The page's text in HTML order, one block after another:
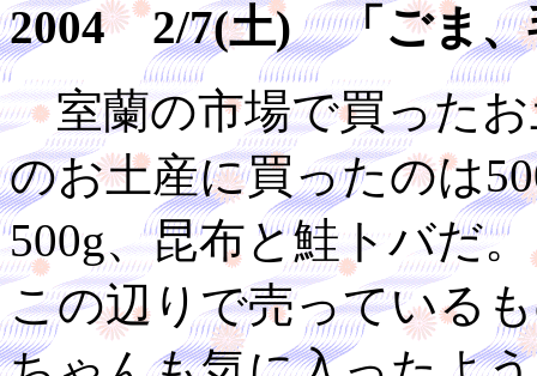
2004 2/7(土) 「ごま、
室蘭の市場で買ったお
のお土産に買ったのは
500g、昆布と鮭トバだ
この辺りで売っている